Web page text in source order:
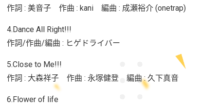
作詞 : 美音子 作曲 : kani 編曲 : 成瀬裕介 (onetrap)
4.Dance All Right!!!
作詞/作曲/編曲 : ヒゲドライバー
5.Close to Me!!!
作詞 : 大森祥子 作曲 : 永塚健登 編曲 : 久下真音
6.Flower of life